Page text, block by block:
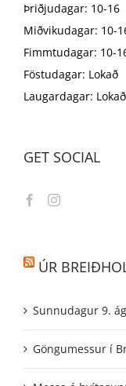
Þriðjudagar: 10-16
Miðvikudagar: 10-
Fimmtudagar: 10-
Föstudagar: Lokað
Laugardagar: Lokað
GET SOCIAL
ÚR
Sunnudagur 9.
Göngumessur í